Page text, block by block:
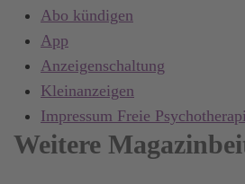
Abo kündigen
App
Anzeigenschaltung
Kleinanzeigen
Impressum Freie
Weitere